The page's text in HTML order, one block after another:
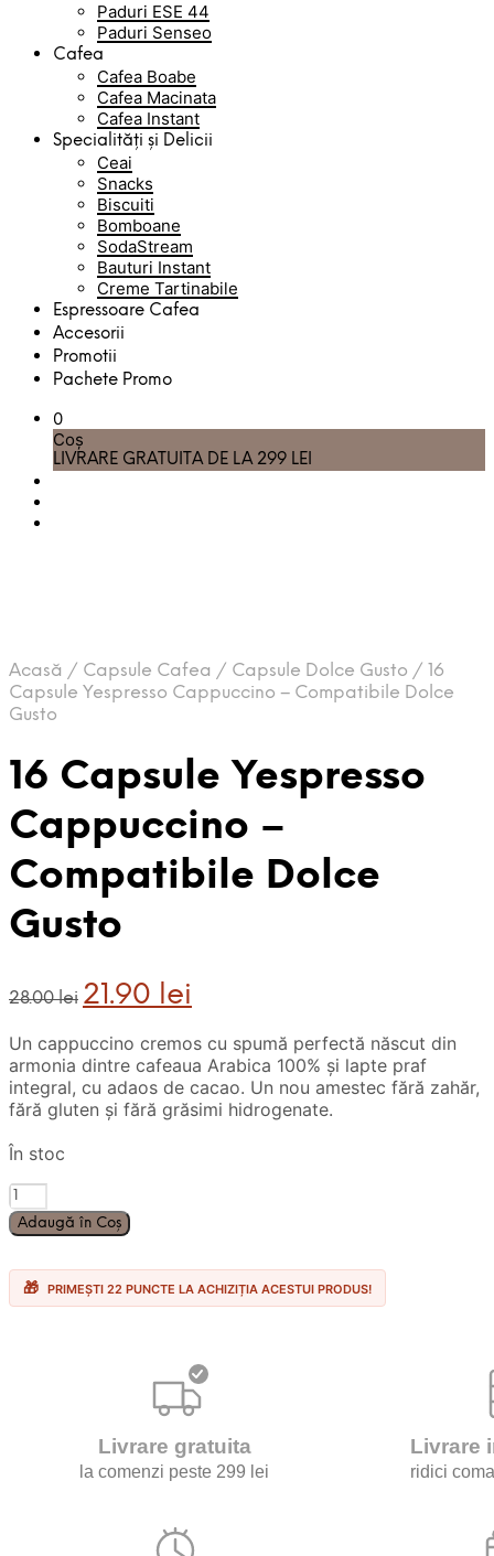
Paduri ESE 44
Paduri Senseo
Cafea
Cafea Boabe
Cafea Macinata
Cafea Instant
Specialități și Delicii
Ceai
Snacks
Biscuiti
Bomboane
SodaStream
Bauturi Instant
Creme Tartinabile
Espressoare Cafea
Accesorii
Promotii
Pachete Promo
0
Coș
LIVRARE GRATUITA DE LA 299 LEI
Acasă / Capsule Cafea / Capsule Dolce Gusto / 16
Capsule Yespresso Cappuccino – Compatibile Dolce
Gusto
16 Capsule Yespresso
Cappuccino –
Compatibile Dolce
Gusto
28.00lei
Prețul
inițial
fost:
28.00 lei.
21.90 leicurent
21.90 lei.
Un cappuccino cremos cu spumă perfectă născut din
armonia dintre cafeaua Arabica 100% și lapte praf
integral, cu adaos de cacao. Un nou amestec fără zahăr,
fără gluten și fără grăsimi hidrogenate.
În stoc
Cantitate
16
Capsule
Cappuccino
–
Adaugă în Coș
PRIMEȘTI 22 PUNCTE LA ACHIZIȚIA ACESTUI PRODUS!